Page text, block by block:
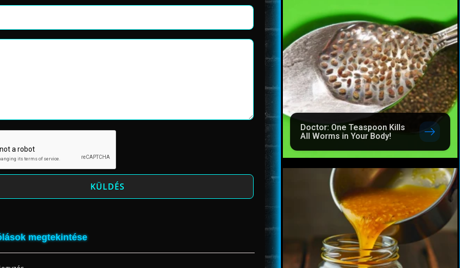
megtekintése
Doctor: One Teaspoon Kills
All Worms in Your Body!